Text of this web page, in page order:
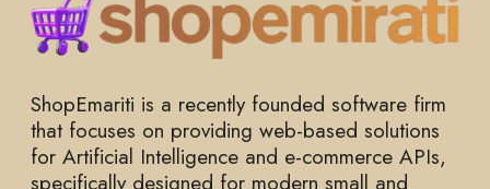
ShopEmariti is a recently founded software firm
that focuses on providing web-based solutions
for Artificial Intelligence and e-commerce APIs,